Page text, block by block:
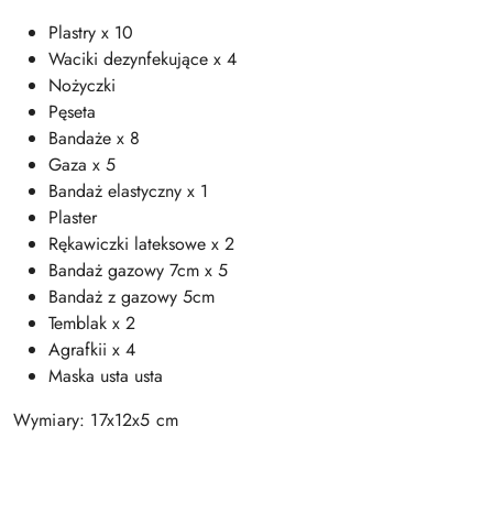
Plastry x 10
Waciki dezynfekujące x 4
Nożyczki
Pęseta
Bandaże x 8
Gaza x 5
Bandaż elastyczny x 1
Plaster
Rękawiczki lateksowe x 2
Bandaż gazowy 7cm x 5
Bandaż z gazowy 5cm
Temblak x 2
Agrafkii x 4
Maska usta usta
Wymiary: 17x12x5 cm